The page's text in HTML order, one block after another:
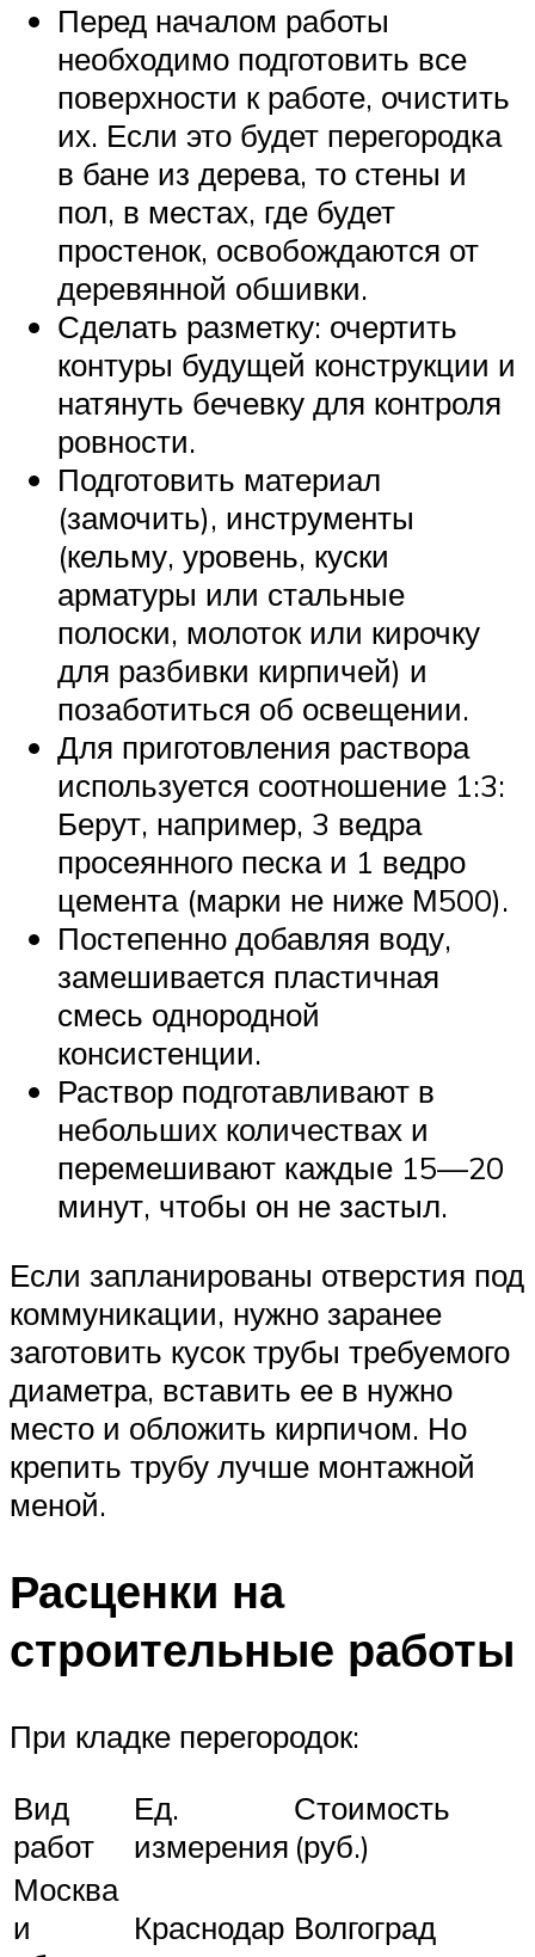
Перед началом работы
необходимо подготовить все
поверхности к работе, очистить
их. Если это будет перегородка
в бане из дерева, то стены и
пол, в местах, где будет
простенок, освобождаются от
деревянной обшивки.
Сделать разметку: очертить
контуры будущей конструкции и
натянуть бечевку для контроля
ровности.
Подготовить материал
(замочить), инструменты
(кельму, уровень, куски
арматуры или стальные
полоски, молоток или кирочку
для разбивки кирпичей) и
позаботиться об освещении.
Для приготовления раствора
используется соотношение 1:3:
Берут, например, 3 ведра
просеянного песка и 1 ведро
цемента (марки не ниже М500).
Постепенно добавляя воду,
замешивается пластичная
смесь однородной
консистенции.
Раствор подготавливают в
небольших количествах и
перемешивают каждые 15—20
минут, чтобы он не застыл.
Если запланированы отверстия под
коммуникации, нужно заранее
заготовить кусок трубы требуемого
диаметра, вставить ее в нужно
место и обложить кирпичом. Но
крепить трубу лучше монтажной
меной.
Расценки на
строительные работы
При кладке перегородок:
Вид
работ
Ед.
измерения
Стоимость
(руб.)
Москва
и
Краснодар Волгоград